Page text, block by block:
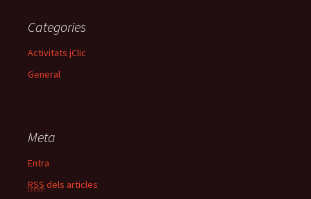
Categories
Activitats jClic
General
Meta
Entra
RSS dels articles